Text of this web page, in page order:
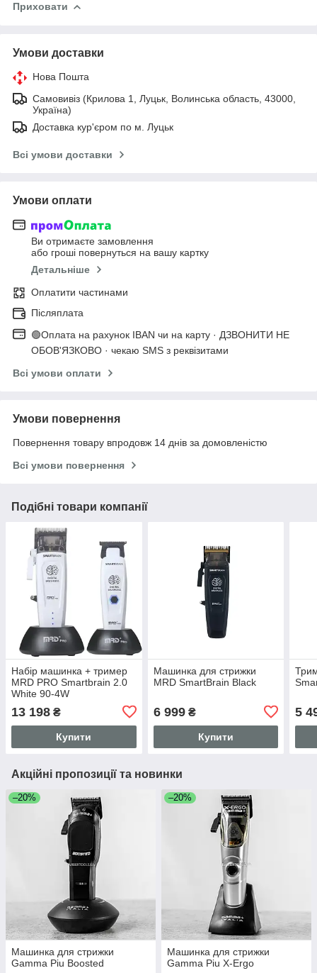
Приховати
Умови доставки
Нова Пошта
Самовивіз (Крилова 1, Луцьк, Волинська область, 43000,
Україна)
Доставка кур'єром по м. Луцьк
Всі умови доставки
Умови оплати
Ви отримаєте замовлення
або гроші повернуться на вашу картку
Детальніше
Оплатити частинами
Післяплата
🟢Оплата на рахунок IBAN чи на карту · ДЗВОНИТИ НЕ
ОБОВ'ЯЗКОВО · чекаю SMS з реквізитами
Всі умови оплати
Умови повернення
Повернення товару впродовж 14 днів за домовленістю
Всі умови повернення
Подібні товари компанії
Набір машинка + тример
MRD PRO Smartbrain 2.0
White 90-4W
13 198 ₴
Купити
Машинка для стрижки
MRD SmartBrain Black
6 999₴
Купити
5
Акційні пропозиції та новинки
–20%
Машинка для стрижки
Gamma Piu Boosted
–20%
Машинка для стрижки
Gamma Piu X-Ergo